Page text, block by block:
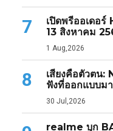
7
เปิดพรีออเดอ
13 สิงหาคม
1 Aug,2026
8
เสียงคือตัวตน
ฟังที่ออกแบบม
30 Jul,2026
realme บุก